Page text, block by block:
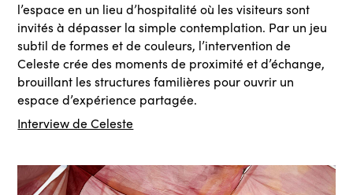
l’espace en un lieu d’hospitalité où les visiteurs sont
invités à dépasser la simple contemplation. Par un jeu
subtil de formes et de couleurs, l’intervention de
Celeste crée des moments de proximité et d’échange,
brouillant les structures familières pour ouvrir un
espace d’expérience partagée.
Interview de Celeste